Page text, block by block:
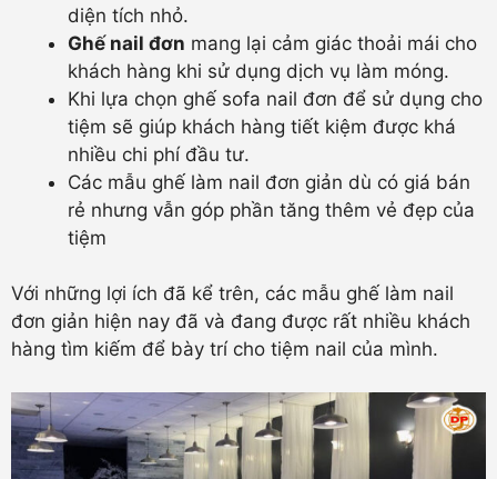
diện tích nhỏ.
Ghế nail đơn mang lại cảm giác thoải mái cho
khách hàng khi sử dụng dịch vụ làm móng.
Khi lựa chọn ghế sofa nail đơn để sử dụng cho
tiệm sẽ giúp khách hàng tiết kiệm được khá
nhiều chi phí đầu tư.
Các mẫu ghế làm nail đơn giản dù có giá bán
rẻ nhưng vẫn góp phần tăng thêm vẻ đẹp của
tiệm
Với những lợi ích đã kể trên, các mẫu ghế làm nail
đơn giản hiện nay đã và đang được rất nhiều khách
hàng tìm kiếm để bày trí cho tiệm nail của mình.